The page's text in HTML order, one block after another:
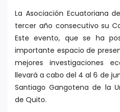
La Asociación Ecuatoriana
tercer año consecutivo su
Este evento, que se ha
importante espacio de
mejores investigaciones
llevará a cabo del 4 al 6 de
Santiago Gangotena de la
de Quito.